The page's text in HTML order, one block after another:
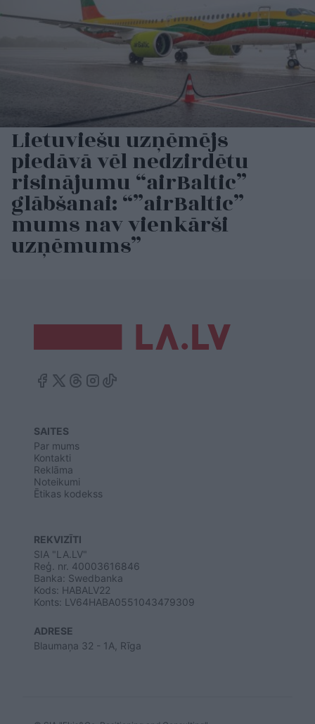
Lietuviešu uzņēmējs
piedāvā vēl nedzirdētu
risinājumu “airBaltic”
glābšanai: “”airBaltic”
mums nav vienkārši
uzņēmums”
SAITES
Par mums
Kontakti
Reklāma
Noteikumi
Ētikas kodekss
REKVIZĪTI
SIA "LA.LV"
Reģ. nr. 40003616846
Banka: Swedbanka
Kods: HABALV22
Konts: LV64HABA0551043479309
ADRESE
Blaumaņa 32 - 1A, Rīga